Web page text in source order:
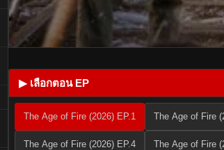
▶ เลือกตอน EP
The Age of Fire (2026) EP.1 The Age of Fire
The Age of Fire (2026) EP.4 The Age of Fire